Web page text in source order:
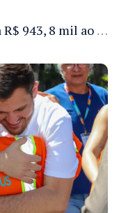
Prefeitura de Manaus destina R$ 943, 8 mil ao Festival Folclórico do Amazonas para a categoria Ouro e seis bois-bumbás